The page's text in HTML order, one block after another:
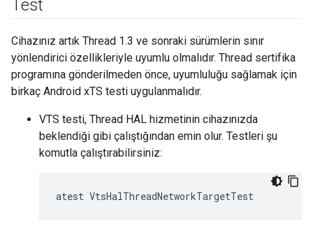
Test
Cihazınız artık Thread 1.3 ve sonraki sürümlerin sınır
yönlendirici özellikleriyle uyumlu olmalıdır. Thread sertifika
programına gönderilmeden önce, uyumluluğu sağlamak için
birkaç Android xTS testi uygulanmalıdır.
VTS testi, Thread HAL hizmetinin cihazınızda
beklendiği gibi çalıştığından emin olur. Testleri şu
komutla çalıştırabilirsiniz:
atest VtsHalThreadNetworkTargetTest